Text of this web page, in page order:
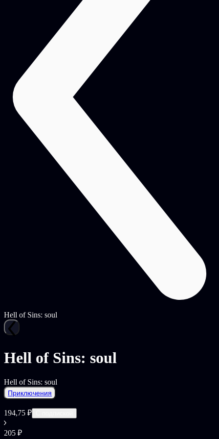
Hell of Sins: soul
Hell of Sins: soul
Hell of Sins: soul
Приключения
194,75 ₽
205 ₽